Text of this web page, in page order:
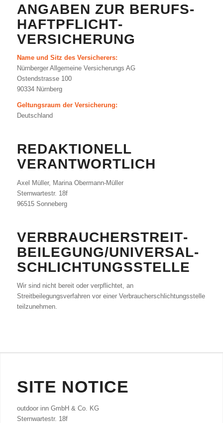
ANGABEN ZUR BERUFS­
HAFTPFLICHT­
VERSICHERUNG
Name und Sitz des Versicherers:
Nürnberger Allgemeine Versicherungs AG
Ostendstrasse 100
90334 Nürnberg
Geltungsraum der Versicherung:
Deutschland
REDAKTIONELL
VERANTWORTLICH
Axel Müller, Marina Obermann-Müller
Sternwartestr. 18f
96515 Sonneberg
VERBRAUCHER­STREIT­
BEILEGUNG/UNIVERSAL­
SCHLICHTUNGS­STELLE
Wir sind nicht bereit oder verpflichtet, an
Streitbeilegungsverfahren vor einer Verbraucherschlichtungsstelle
teilzunehmen.
SITE NOTICE
outdoor inn GmbH & Co. KG
Sternwartestr. 18f